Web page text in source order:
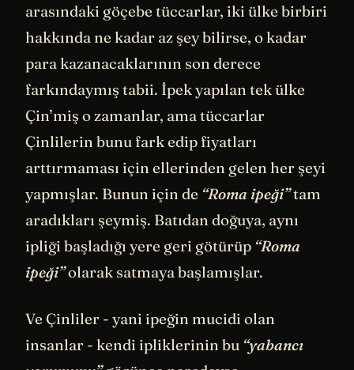
arasındaki göçebe tüccarlar, iki ülke birbiri
hakkında ne kadar az şey bilirse, o kadar
para kazanacaklarının son derece
farkındaymış tabii. İpek yapılan tek ülke
Çin’miş o zamanlar, ama tüccarlar
Çinlilerin bunu fark edip fiyatları
arttırmaması için ellerinden gelen her şeyi
yapmışlar. Bunun için de “Roma ipeği”tam
aradıkları şeymiş. Batıdan doğuya, aynı
ipliği başladığı yere geri götürüp “Roma
ipeği”olarak satmaya başlamışlar.
Ve Çinliler - yani ipeğin mucidi olan
insanlar - kendi ipliklerinin bu “yabancı